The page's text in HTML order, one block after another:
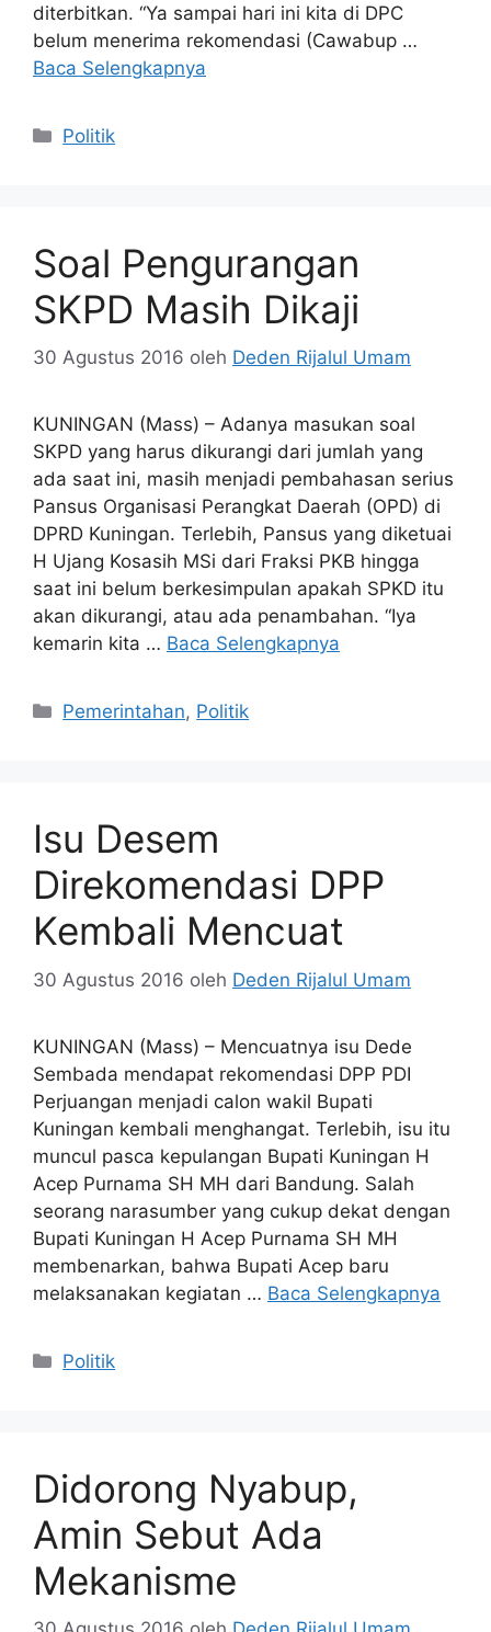
diterbitkan. “Ya sampai hari ini kita di DPC
belum menerima rekomendasi (Cawabup …
Baca Selengkapnya
Kategori
Politik
Soal Pengurangan
SKPD Masih Dikaji
30 Agustus 2016 oleh Deden Rijalul Umam
KUNINGAN (Mass) – Adanya masukan soal
SKPD yang harus dikurangi dari jumlah yang
ada saat ini, masih menjadi pembahasan serius
Pansus Organisasi Perangkat Daerah (OPD) di
DPRD Kuningan. Terlebih, Pansus yang diketuai
H Ujang Kosasih MSi dari Fraksi PKB hingga
saat ini belum berkesimpulan apakah SPKD itu
akan dikurangi, atau ada penambahan. “Iya
kemarin kita … Baca Selengkapnya
Kategori
Pemerintahan, Politik
Isu Desem
Direkomendasi DPP
Kembali Mencuat
30 Agustus 2016 oleh Deden Rijalul Umam
KUNINGAN (Mass) – Mencuatnya isu Dede
Sembada mendapat rekomendasi DPP PDI
Perjuangan menjadi calon wakil Bupati
Kuningan kembali menghangat. Terlebih, isu itu
muncul pasca kepulangan Bupati Kuningan H
Acep Purnama SH MH dari Bandung. Salah
seorang narasumber yang cukup dekat dengan
Bupati Kuningan H Acep Purnama SH MH
membenarkan, bahwa Bupati Acep baru
melaksanakan kegiatan … Baca Selengkapnya
Kategori
Politik
Didorong Nyabup,
Amin Sebut Ada
Mekanisme